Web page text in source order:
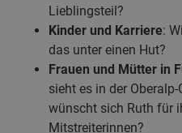
Lieblingsteil?
Kinder und Karriere:
das unter einen Hut?
Frauen und Mütter in
sieht es in der
wünscht sich Ruth für
Mitstreiterinnen?